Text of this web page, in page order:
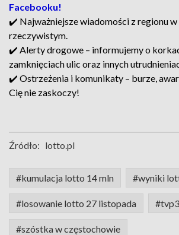
Facebooku!
✔️ Najważniejsze wiadomości z regionu w
rzeczywistym.
✔️ Alerty drogowe – informujemy o
zamknięciach ulic oraz innych
✔️ Ostrzeżenia i komunikaty – burze,
Cię nie zaskoczy!
Źródło: lotto.pl
#kumulacja lotto 14 mln #wyniki
#losowanie lotto 27 listopada
#szóstka w częstochowie